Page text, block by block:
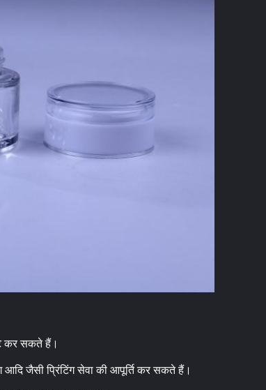
कर सकते हैं।
आदि जैसी प्रिंटिंग सेवा की आपूर्ति कर सकते हैं।